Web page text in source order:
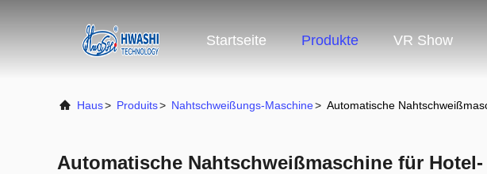
Startseite Produkte VR Show
Haus> Produits> Nahtschweißungs-Maschine> Automatische
Automatische Nahtschweißmaschine für Hotel-